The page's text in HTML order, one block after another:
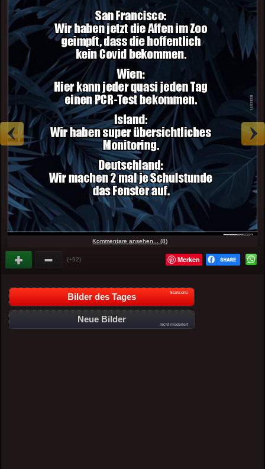
Kommentare ansehen... (8)
(+92) Merken
Bilder des Tages Startseite
Neue Bilder
nicht moderiert